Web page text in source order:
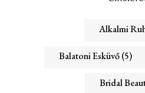
Alkalmi
Balatoni Esküvő(5)
Bridal